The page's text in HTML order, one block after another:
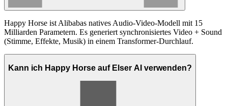
Happy Horse ist Alibabas natives Audio-Video-Modell mit 15
Milliarden Parametern. Es generiert synchronisiertes Video + Sound
(Stimme, Effekte, Musik) in einem Transformer-Durchlauf.
Kann ich Happy Horse auf Elser AI verwenden?